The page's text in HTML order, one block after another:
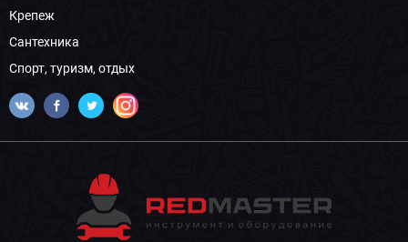
Крепеж
Сантехника
Спорт, туризм, отдых